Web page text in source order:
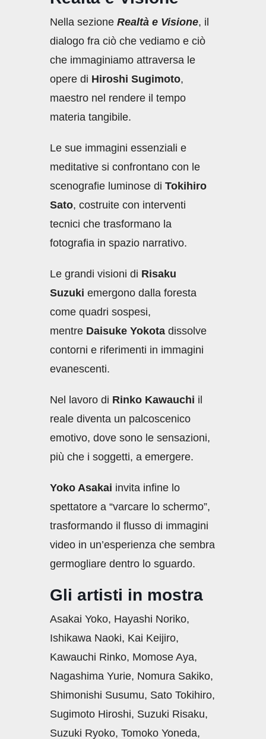
Nella sezione Realtà e Visione, il
dialogo fra ciò che vediamo e ciò
che immaginiamo attraversa le
opere di Hiroshi Sugimoto,
maestro nel rendere il tempo
materia tangibile.
Le sue immagini essenziali e
meditative si confrontano con le
scenografie luminose di Tokihiro
Sato, costruite con interventi
tecnici che trasformano la
fotografia in spazio narrativo.
Le grandi visioni di Risaku
Suzuki emergono dalla foresta
come quadri sospesi,
mentre Daisuke Yokota dissolve
contorni e riferimenti in immagini
evanescenti.
Nel lavoro di Rinko Kawauchi il
reale diventa un palcoscenico
emotivo, dove sono le sensazioni,
più che i soggetti, a emergere.
Yoko Asakai invita infine lo
spettatore a “varcare lo schermo”,
trasformando il flusso di immagini
video in un’esperienza che sembra
germogliare dentro lo sguardo.
Gli artisti in mostra
Asakai Yoko, Hayashi Noriko,
Ishikawa Naoki, Kai Keijiro,
Kawauchi Rinko, Momose Aya,
Nagashima Yurie, Nomura Sakiko,
Shimonishi Susumu, Sato Tokihiro,
Sugimoto Hiroshi, Suzuki Risaku,
Suzuki Ryoko, Tomoko Yoneda,